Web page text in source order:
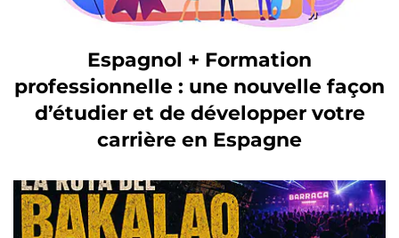
Espagnol + Formation
professionnelle : une nouvelle façon
d’étudier et de développer votre
carrière en Espagne